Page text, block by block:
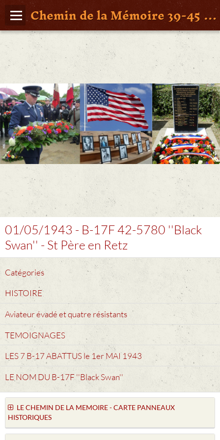
Chemin de la Mémoire 39-45 en Pays de Retz
Page d'accueil
Agenda
Album Photos
Vidéos
Poche St Nazaire
Contact
FAITS DE GUERRE
Figures Marquantes
01/05/1943 - B-17F 42-5780 ''Black
Swan'' - St Père en Retz
Catégories
HISTOIRE
Aviateur évadé et quatre résistants
TEMOIGNAGES
LES 7 B-17 ABATTUS le 1er MAI 1943
LE NOM DU B-17F ''Black Swan''
LE CHEMIN DE LA MEMOIRE - CARTE PANNEAUX
HISTORIQUES